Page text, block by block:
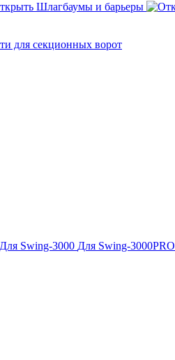
Шлагбаумы и барьеры
для секционных ворот
Для Swing-3000 Для Swing-3000PRO